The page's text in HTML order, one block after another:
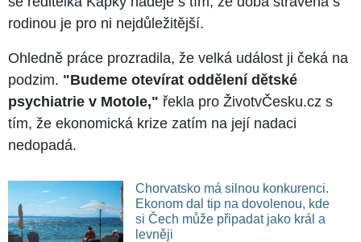
rodinou je pro ni nejdůležitější.
Ohledně práce prozradila, že velká událost ji čeká na
podzim. "Budeme otevírat oddělení dětské
psychiatrie v Motole," řekla pro ŽivotvČesku.cz s
tím, že ekonomická krize zatím na její nadaci
nedopadá.
Chorvatsko má silnou konkurenci.
Ekonom dal tip na dovolenou, kde
si Čech může připadat jako král a
levněji